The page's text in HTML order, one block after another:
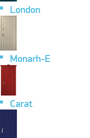
London
Monarh-E
Carat